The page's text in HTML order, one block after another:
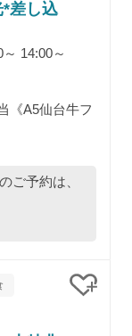
差し込
14:00～
《A5仙台牛フ
ご予約は、